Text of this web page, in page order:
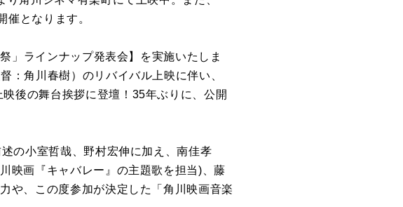
催となります。
」ラインナップ発表会】を実施いたしま
：角川春樹）のリバイバル上映に伴い、
後の舞台挨拶に登壇！35年ぶりに、公開
の小室哲哉、野村宏伸に加え、南佳孝
映画『キャバレー』の主題歌を担当)、藤
や、この度参加が決定した「角川映画音楽